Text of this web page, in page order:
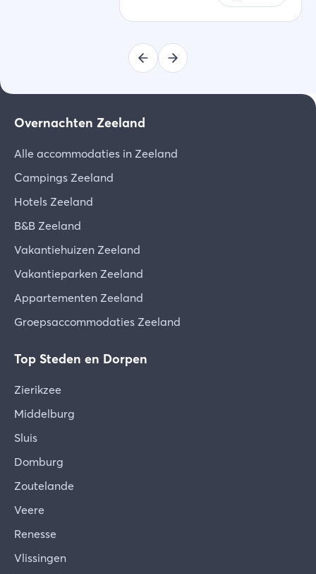
Overnachten Zeeland
Alle accommodaties in Zeeland
Campings Zeeland
Hotels Zeeland
B&B Zeeland
Vakantiehuizen Zeeland
Vakantieparken Zeeland
Appartementen Zeeland
Groepsaccommodaties Zeeland
Top Steden en Dorpen
Zierikzee
Middelburg
Sluis
Domburg
Zoutelande
Veere
Renesse
Vlissingen